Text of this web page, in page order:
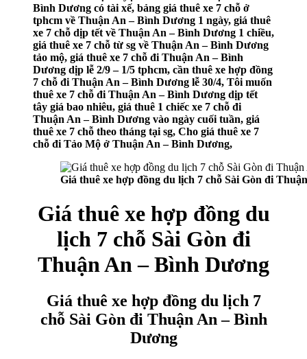
Bình Dương có tài xế, bảng giá thuê xe 7 chỗ ở
tphcm về Thuận An – Bình Dương 1 ngày, giá thuê
xe 7 chỗ dịp tết về Thuận An – Bình Dương 1 chiều,
giá thuê xe 7 chỗ từ sg về Thuận An – Bình Dương
tảo mộ, giá thuê xe 7 chỗ đi Thuận An – Bình
Dương dịp lễ 2/9 – 1/5 tphcm, cần thuê xe hợp đồng
7 chỗ đi Thuận An – Bình Dương lễ 30/4, Tôi muốn
thuê xe 7 chỗ đi Thuận An – Bình Dương dịp tết
tây giá bao nhiêu, giá thuê 1 chiếc xe 7 chỗ đi
Thuận An – Bình Dương vào ngày cuối tuần, giá
thuê xe 7 chỗ theo tháng tại sg, Cho giá thuê xe 7
chỗ đi Tảo Mộ ở Thuận An – Bình Dương,
Giá thuê xe hợp đồng du lịch 7 chỗ Sài Gòn đi
Giá thuê xe hợp đồng du
lịch 7 chỗ Sài Gòn đi
Thuận An – Bình Dương
Giá thuê xe hợp đồng du lịch 7
chỗ Sài Gòn đi Thuận An – Bình
Dương